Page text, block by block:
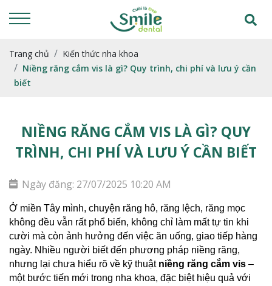
Trang chủ
Kiến thức nha khoa
Niềng răng cắm vis là gì? Quy trình, chi phí và lưu ý cần
biết
NIỀNG RĂNG CẮM VIS LÀ GÌ? QUY
TRÌNH, CHI PHÍ VÀ LƯU Ý CẦN BIẾT
Ngày đăng: 27/07/2025 10:20 AM
Ở miền Tây mình, chuyện răng hô, răng lệch, răng mọc
không đều vẫn rất phổ biến, không chỉ làm mất tự tin khi
cười mà còn ảnh hưởng đến việc ăn uống, giao tiếp hàng
ngày. Nhiều người biết đến phương pháp niềng răng,
nhưng lại chưa hiểu rõ về kỹ thuật niềng răng cắm vis –
một bước tiến mới trong nha khoa, đặc biệt hiệu quả với